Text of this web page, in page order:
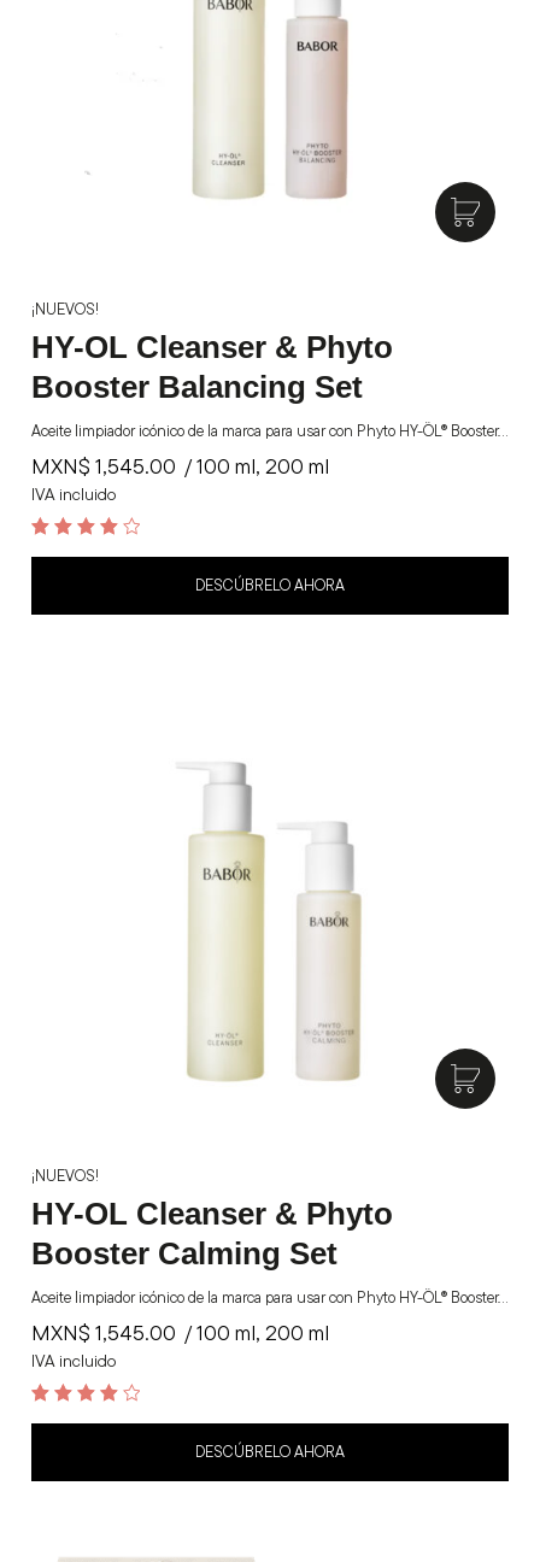
¡NUEVOS!
HY-OL Cleanser & Phyto
Booster Balancing Set
Aceite limpiador icónico de la marca para usar con Phyto HY-ÖL® Booster.…
MXN$ 1,545.00
IVA incluido
/ 100 ml, 200 ml
DESCÚBRELO AHORA
¡NUEVOS!
HY-OL Cleanser & Phyto
Booster Calming Set
Aceite limpiador icónico de la marca para usar con Phyto HY-ÖL® Booster.…
MXN$ 1,545.00
IVA incluido
/ 100 ml, 200 ml
DESCÚBRELO AHORA